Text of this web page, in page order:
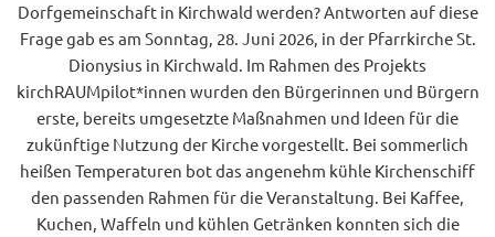
Dorfgemeinschaft in Kirchwald werden? Antworten auf diese
Frage gab es am Sonntag, 28. Juni 2026, in der Pfarrkirche St.
Dionysius in Kirchwald. Im Rahmen des Projekts
kirchRAUMpilot*innen wurden den Bürgerinnen und Bürgern
erste, bereits umgesetzte Maßnahmen und Ideen für die
zukünftige Nutzung der Kirche vorgestellt. Bei sommerlich
heißen Temperaturen bot das angenehm kühle Kirchenschiff
den passenden Rahmen für die Veranstaltung. Bei Kaffee,
Kuchen, Waffeln und kühlen Getränken konnten sich die